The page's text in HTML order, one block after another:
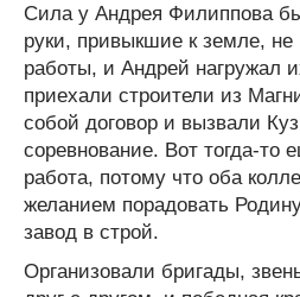
Сила у Андрея Филиппова
руки, привыкшие к земле,
работы, и Андрей нагружал
приехали строители из
собой договор и вызвали
соревнование. Вот тогда-то
работа, потому что оба
желанием порадовать
завод в строй.
Организовали бригады,